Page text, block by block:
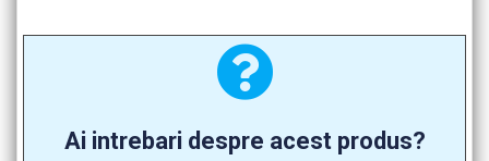
Ai intrebari despre acest produs?